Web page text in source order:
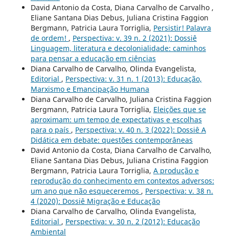
David Antonio da Costa, Diana Carvalho de Carvalho ,
Eliane Santana Dias Debus, Juliana Cristina Faggion
Bergmann, Patricia Laura Torriglia, Persistir! Palavra
de ordem! , Perspectiva: v. 39 n. 2 (2021): Dossiê
Linguagem, literatura e decolonialidade: caminhos
para pensar a educação em ciências
Diana Carvalho de Carvalho, Olinda Evangelista,
Editorial , Perspectiva: v. 31 n. 1 (2013): Educação,
Marxismo e Emancipação Humana
Diana Carvalho de Carvalho, Juliana Cristina Faggion
Bergmann, Patricia Laura Torriglia, Eleições que se
aproximam: um tempo de expectativas e escolhas
para o país , Perspectiva: v. 40 n. 3 (2022): Dossiê A
Didática em debate: questões contemporâneas
David Antonio da Costa, Diana Carvalho de Carvalho,
Eliane Santana Dias Debus, Juliana Cristina Faggion
Bergmann, Patricia Laura Torriglia, A produção e
reprodução do conhecimento em contextos adversos:
um ano que não esqueceremos , Perspectiva: v. 38 n.
4 (2020): Dossiê Migração e Educação
Diana Carvalho de Carvalho, Olinda Evangelista,
Editorial , Perspectiva: v. 30 n. 2 (2012): Educação
Ambiental